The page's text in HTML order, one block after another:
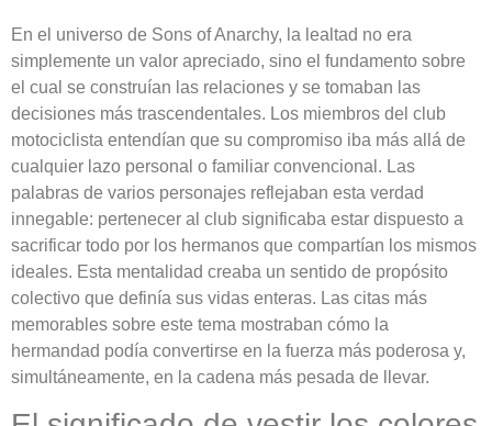
En el universo de Sons of Anarchy, la lealtad no era
simplemente un valor apreciado, sino el fundamento sobre
el cual se construían las relaciones y se tomaban las
decisiones más trascendentales. Los miembros del club
motociclista entendían que su compromiso iba más allá de
cualquier lazo personal o familiar convencional. Las
palabras de varios personajes reflejaban esta verdad
innegable: pertenecer al club significaba estar dispuesto a
sacrificar todo por los hermanos que compartían los mismos
ideales. Esta mentalidad creaba un sentido de propósito
colectivo que definía sus vidas enteras. Las citas más
memorables sobre este tema mostraban cómo la
hermandad podía convertirse en la fuerza más poderosa y,
simultáneamente, en la cadena más pesada de llevar.